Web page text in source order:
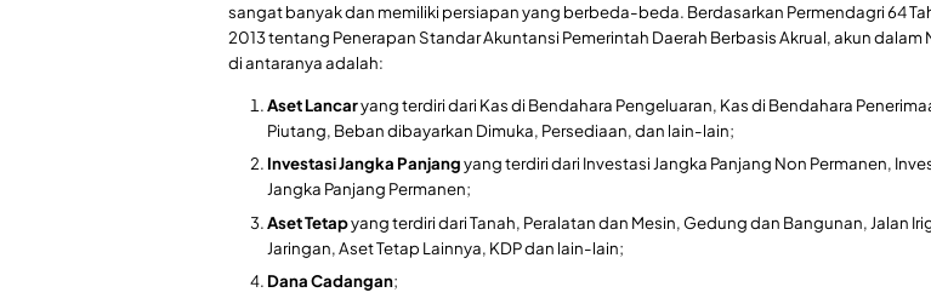
sangat banyak dan memiliki persiapan yang berbeda-beda. Berdasarkan Permendagri 64
2013 tentang Penerapan Standar Akuntansi Pemerintah Daerah Berbasis Akrual, akun dalam
di antaranya adalah:
Aset Lancaryang terdiri dari Kas di Bendahara Pengeluaran, Kas di Bendahara
Piutang, Beban dibayarkan Dimuka, Persediaan, dan lain-lain;
Investasi Jangka Panjangyang terdiri dari Investasi Jangka Panjang Non Permanen,
Jangka Panjang Permanen;
Aset Tetapyang terdiri dari Tanah, Peralatan dan Mesin, Gedung dan Bangunan, Jalan
Jaringan, Aset Tetap Lainnya, KDP dan lain-lain;
Dana Cadangan;